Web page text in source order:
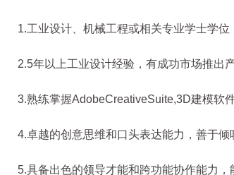
1.工业设计、机械工程或相关专业学士学位
2.5年以上工业设计经验，有成功市场推出产
3.熟练掌握AdobeCreativeSuite,3D建模软件
4.卓越的创意思维和口头表达能力，善于倾
5.具备出色的领导才能和跨功能协作能力，